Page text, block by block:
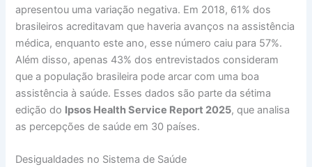
apresentou uma variação negativa. Em 2018, 61% dos
brasileiros acreditavam que haveria avanços na assistência
médica, enquanto este ano, esse número caiu para 57%.
Além disso, apenas 43% dos entrevistados consideram
que a população brasileira pode arcar com uma boa
assistência à saúde. Esses dados são parte da sétima
edição do Ipsos Health Service Report 2025, que analisa
as percepções de saúde em 30 países.
Desigualdades no Sistema de Saúde